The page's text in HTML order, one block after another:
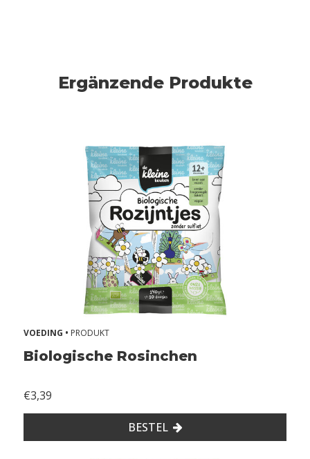
Ergänzende Produkte
VOEDING • PRODUKT
Biologische Rosinchen
€3,39
BESTEL